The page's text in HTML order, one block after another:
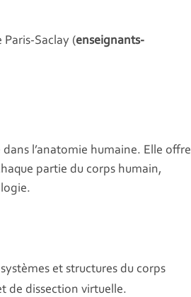
Saclay (enseignants-
l’anatomie humaine. Elle offre
partie du corps humain,
et structures du corps
de dissection virtuelle.